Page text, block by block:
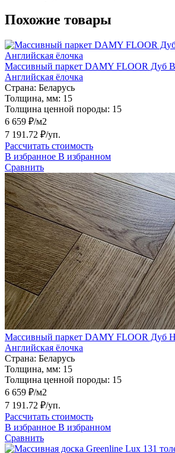
Похожие товары
Массивный паркет DAMY FLOOR Дуб
Английская ёлочка
Страна: Беларусь
Толщина, мм: 15
Толщина ценной породы: 15
6 659 ₽/м2
7 191.72 ₽/уп.
Рассчитать стоимость
В избранное В избранном
Сравнить
Массивный паркет DAMY FLOOR Дуб
Английская ёлочка
Страна: Беларусь
Толщина, мм: 15
Толщина ценной породы: 15
6 659 ₽/м2
7 191.72 ₽/уп.
Рассчитать стоимость
В избранное В избранном
Сравнить